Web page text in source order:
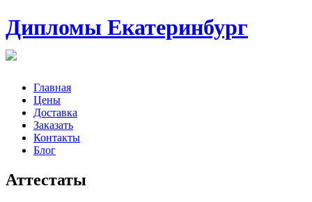
Дипломы Екатеринбург
Главная
Цены
Доставка
Заказать
Контакты
Блог
Аттестаты